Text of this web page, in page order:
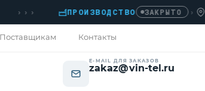
ПРОИЗВОДСТВО ЗАКРЫТО ›
Поставщикам Контакты
E-MAIL ДЛЯ ЗАКАЗОВ
zakaz@vin-tel.ru